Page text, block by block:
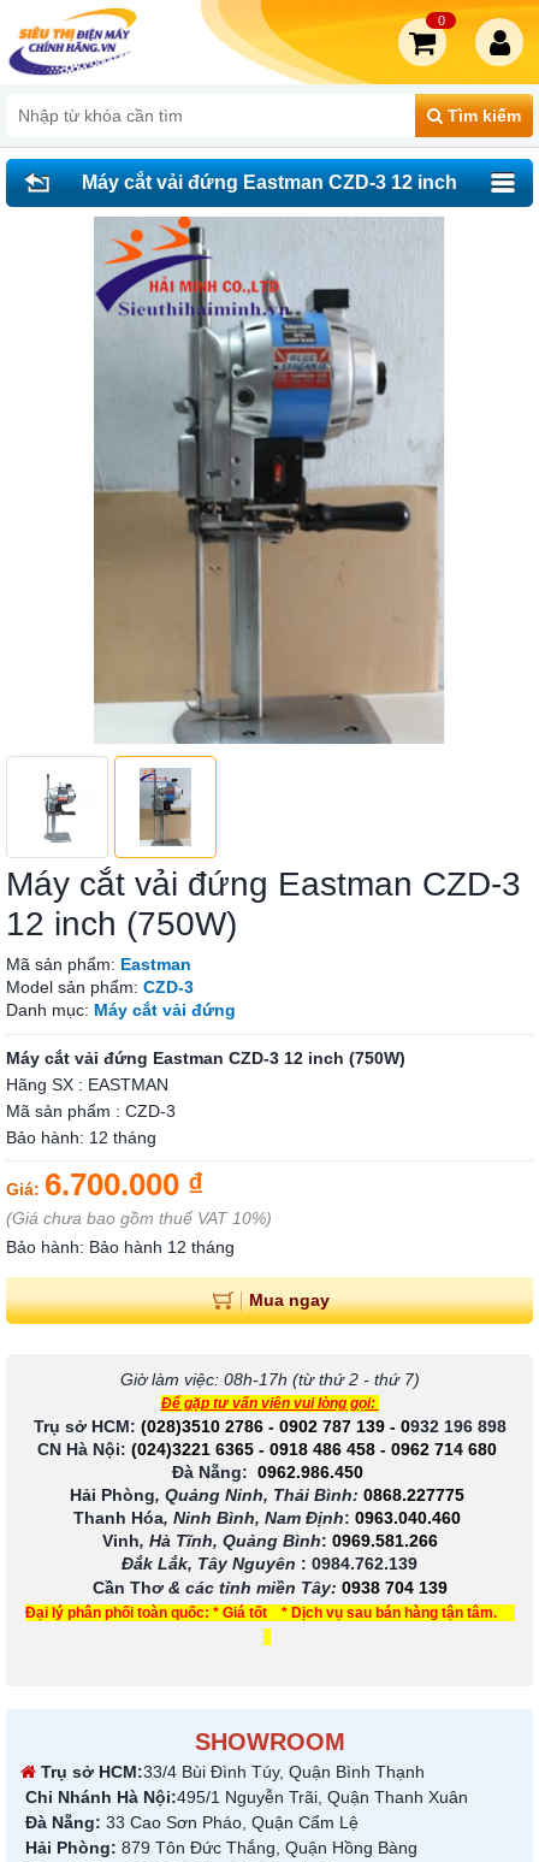
Tìm kiếm
0
Máy cắt vải đứng Eastman CZD-3 12 inch
(750W)
Máy cắt vải đứng Eastman CZD-3
12 inch (750W)
Mã sản phẩm: Eastman
Model sản phẩm: CZD-3
Danh mục: Máy cắt vải đứng
Máy cắt vải đứng Eastman CZD-3 12 inch (750W)
Hãng SX : EASTMAN
Mã sản phẩm : CZD-3
Bảo hành: 12 tháng
Giá: 6.700.000 ₫
(Giá chưa bao gồm thuế VAT 10%)
Bảo hành: Bảo hành 12 tháng
Mua ngay
Giờ làm việc: 08h-17h (từ thứ 2 - thứ 7)
Để gặp tư vấn viên vui lòng gọi:
Trụ sở HCM: (028)3510 2786 - 0902 787 139- 0932 196 898
CN Hà Nội: (024)3221 6365 - 0918 486 458 - 0962 714 680
Đà Nẵng: 0962.986.450
Hải Phòng, Quảng Ninh, Thái Bình: 0868.227775
Thanh Hóa, Ninh Bình, Nam Định: 0963.040.460
Vinh, Hà Tĩnh, Quảng Bình: 0969.581.266
Đắk Lắk, Tây Nguyên : 0984.762.139
Cần Thơ & các tỉnh miền Tây: 0938 704 139
Đại lý phân phối toàn quốc: * Giá tốt * Dịch vụ sau bán hàng tận tâm.
SHOWROOM
Trụ sở HCM:33/4 Bùi Đình Túy, Quận Bình Thạnh
Chi Nhánh Hà Nội:495/1 Nguyễn Trãi, Quận Thanh Xuân
Đà Nẵng: 33 Cao Sơn Pháo, Quận Cẩm Lệ
Hải Phòng: 879 Tôn Đức Thắng, Quận Hồng Bàng